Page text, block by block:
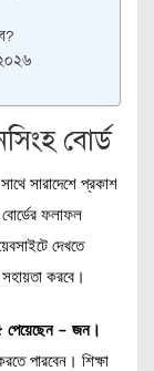
বোর্ড
সারাদেশে প্রকাশ
ফলাফল
দেখতে
করবে।
পেয়েছেন – জন।
পারবেন। শিক্ষা